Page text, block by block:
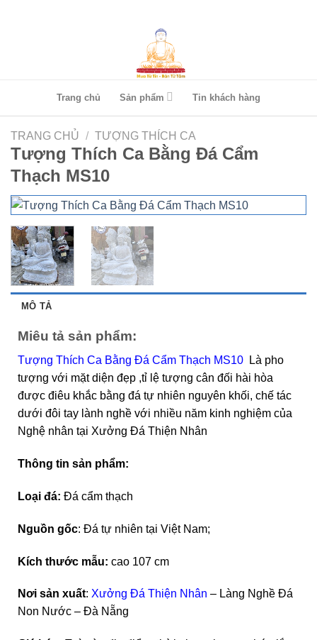
Trang chủ Sản phẩm Tin khách hàng
TRANG CHỦ / TƯỢNG THÍCH CA
Tượng Thích Ca Bằng Đá Cẩm
Thạch MS10
MÔ TẢ
Miêu tả sản phẩm:
Tượng Thích Ca Bằng Đá Cẩm Thạch MS10 Là pho
tượng với mặt diện đẹp ,tỉ lệ tượng cân đối hài hòa
được điêu khắc bằng đá tự nhiên nguyên khối, chế tác
dưới đôi tay lành nghề với nhiều năm kinh nghiệm của
Nghệ nhân tại Xưởng Đá Thiện Nhân
Thông tin sản phẩm:
Loại đá: Đá cẩm thạch
Nguồn gốc: Đá tự nhiên tại Việt Nam;
Kích thước mẫu: cao 107 cm
Nơi sản xuất: Xưởng Đá Thiện Nhân – Làng Nghề Đá
Non Nước – Đà Nẵng